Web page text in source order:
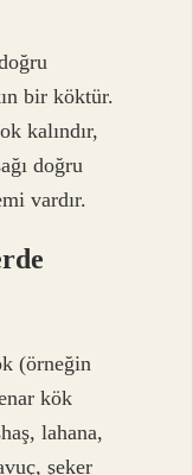
bir köktür.
kalındır,
doğru
vardır.
(örneğin
kök
lahana,
şeker